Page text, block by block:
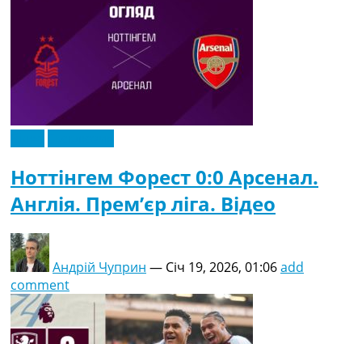
Ноттінгем Форест 0:0 Арсенал.
Англія. Прем’єр ліга. Відео
Андрій Чуприн — Січ 19, 2026, 01:06add
comment